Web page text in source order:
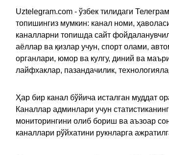
Uztelegram.com - ўзбек тилидаги
топишингиз мумкин: канал номи,
каналларни топишда сайт
аёллар ва қизлар учун, спорт олами,
органлари, юмор ва кулгу, диний ва
лайфхаклар, пазандачилик,
Ҳар бир канал бўйича исталган муддат
Каналлар админлари учун
мониторингини олиб бориш ва аъзоар
каналлари рўйхатини рукнларга